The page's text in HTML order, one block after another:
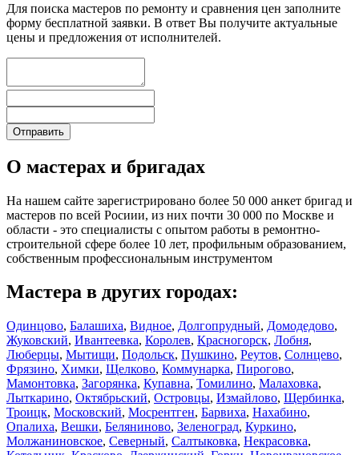
Для поиска мастеров по ремонту и сравнения цен заполните
форму бесплатной заявки. В ответ Вы получите актуальные
цены и предложения от исполнителей.
О мастерах и бригадах
На нашем сайте зарегистрировано более 50 000 анкет бригад и
мастеров по всей Росиии, из них почти 30 000 по Москве и
области - это специалисты с опытом работы в ремонтно-
строительной сфере более 10 лет, профильным образованием,
собственным профессиональным инструментом
Мастера в других городах:
Одинцово, Балашиха, Видное, Долгопрудный, Домодедово,
Жуковский, Ивантеевка, Королев, Красногорск, Лобня,
Люберцы, Мытищи, Подольск, Пушкино, Реутов, Солнцево,
Фрязино, Химки, Щелково, Коммунарка, Пирогово,
Мамонтовка, Загорянка, Купавна, Томилино, Малаховка,
Лыткарино, Октябрьский, Островцы, Измайлово, Щербинка,
Троицк, Московский, Мосрентген, Барвиха, Нахабино,
Опалиха, Вешки, Беляниново, Зеленоград, Куркино,
Молжаниновское, Северный, Салтыковка, Некрасовка,